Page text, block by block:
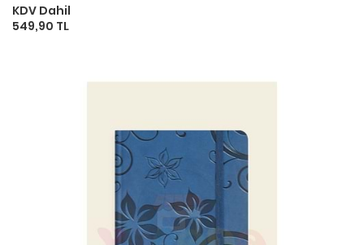
KDV Dahil
549,90 TL